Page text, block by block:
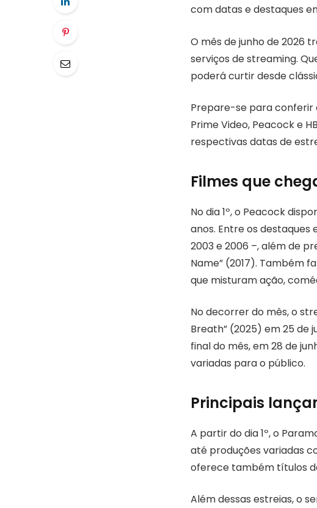
com datas e destaques
O mês de junho de 2026
serviços de streaming.
poderá curtir desde
Prepare-se para conferir
Prime Video, Peacock e
respectivas datas de
Filmes que
No dia 1º, o Peacock
anos. Entre os destaques
2003 e 2006 –, além de
Name” (2017). Também
que misturam ação,
No decorrer do mês, o
Breath” (2025) em 25 de
final do mês, em 28 de
variadas para o público.
Principais
A partir do dia 1º, o
até produções variadas
oferece também títulos
Além dessas estreias, o